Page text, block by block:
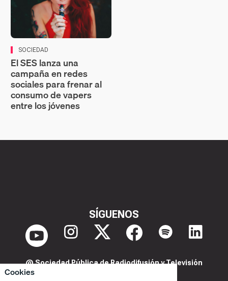
Cookies
SOCIEDAD
El SES lanza una
campaña en redes
sociales para frenar al
consumo de vapers
entre los jóvenes
SÍGUENOS
@ Sociedad Pública de Radiodifusión y Televisión